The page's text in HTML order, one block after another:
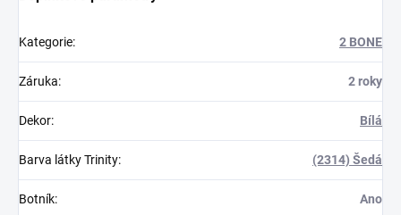
Kategorie: 2 BONE
Záruka: 2 roky
Dekor: Bílá
Barva látky Trinity: (2314) Šedá
Botník: Ano